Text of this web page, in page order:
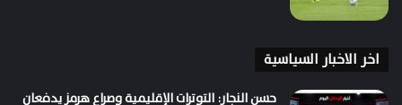
اخر الاخبار السياسية
حسن النجار: التوترات الإقليمية وصراع هرمز يدفعان